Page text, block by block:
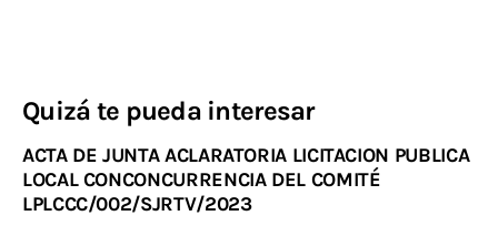
Quizá te pueda interesar
ACTA DE JUNTA ACLARATORIA LICITACION PUBLICA
LOCAL CONCONCURRENCIA DEL COMITÉ
LPLCCC/002/SJRTV/2023